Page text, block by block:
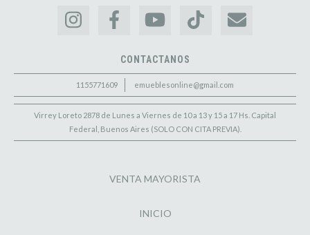
CONTACTANOS
1155771609 emueblesonline@gmail.com
Virrey Loreto 2878 de Lunes a Viernes de 10 a 13 y 15 a 17 Hs. Capital
Federal, Buenos Aires (SOLO CON CITA PREVIA).
VENTA MAYORISTA
INICIO